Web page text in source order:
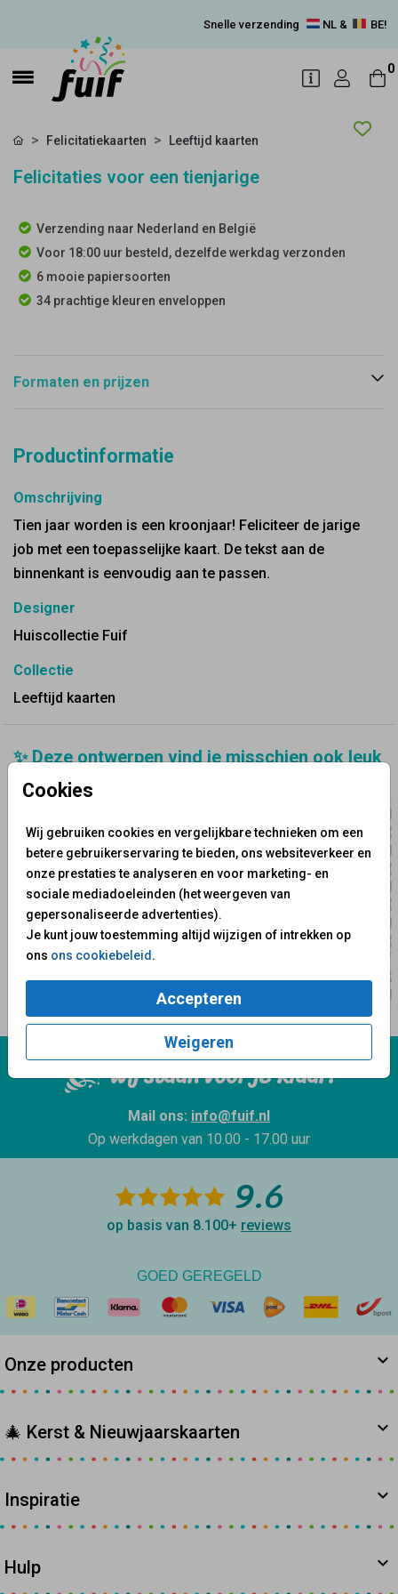
Snelle verzending NL & BE!
0
Cookies
Wij gebruiken cookies en vergelijkbare technieken om een
betere gebruikerservaring te bieden, ons websiteverkeer en
onze prestaties te analyseren en voor marketing- en
sociale mediadoeleinden (het weergeven van
gepersonaliseerde advertenties).
Je kunt jouw toestemming altijd wijzigen of intrekken op
ons ons cookiebeleid .
Accepteren
Weigeren
Felicitatiekaarten Leeftijd kaarten
Felicitaties voor een tienjarige
Verzending naar Nederland en België
Voor 18:00 uur besteld, dezelfde werkdag verzonden
6 mooie papiersoorten
34 prachtige kleuren enveloppen
Formaten en prijzen
Productinformatie
Omschrijving
Tien jaar worden is een kroonjaar! Feliciteer de jarige
job met een toepasselijke kaart. De tekst aan de
binnenkant is eenvoudig aan te passen.
Designer
Huiscollectie Fuif
Collectie
Leeftijd kaarten
✨ Deze ontwerpen vind je misschien ook leuk
Wij staan voor je klaar!
Mail ons: info@fuif.nl
Op werkdagen van 10.00 - 17.00 uur
9.6
op basis van 8.100+ reviews
GOED GEREGELD
Onze producten
🎄 Kerst & Nieuwjaarskaarten
Inspiratie
Hulp